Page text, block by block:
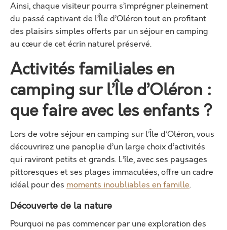
Ainsi, chaque visiteur pourra s’imprégner pleinement
du passé captivant de l’Île d’Oléron tout en profitant
des plaisirs simples offerts par un séjour en camping
au cœur de cet écrin naturel préservé.
Activités familiales en
camping sur l’Île d’Oléron :
que faire avec les enfants ?
Lors de votre séjour en camping sur l’Île d’Oléron, vous
découvrirez une panoplie d’un large choix d’activités
qui raviront petits et grands. L’île, avec ses paysages
pittoresques et ses plages immaculées, offre un cadre
idéal pour des moments inoubliables en famille.
Découverte de la nature
Pourquoi ne pas commencer par une exploration des